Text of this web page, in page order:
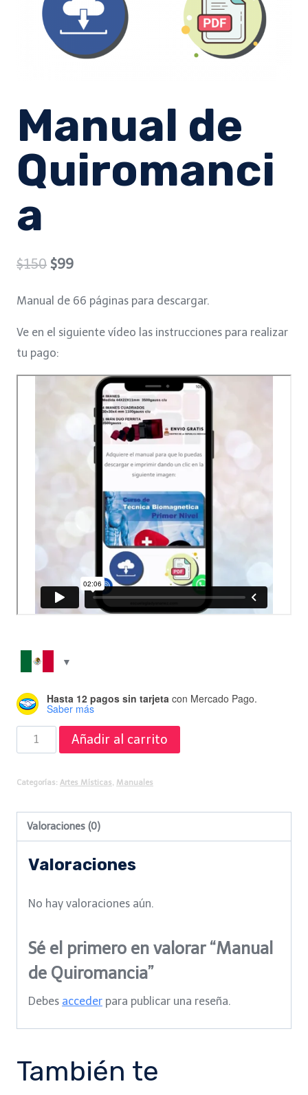
Manual de
Quiromanci
a
$150 Original
$150.
$99Current
$99.
Manual de 66 páginas para descargar.
Ve en el siguiente vídeo las instrucciones para realizar
tu pago:
Hasta 12 pagos sin tarjeta con Mercado Pago.
Saber más
Manual
de
Quiromancia
Añadir al carrito
Categorías: Artes Místicas Manuales
Valoraciones (0)
Valoraciones
No hay valoraciones aún.
Sé el primero en valorar “Manual
de Quiromancia”
Debes acceder para publicar una reseña.
También te